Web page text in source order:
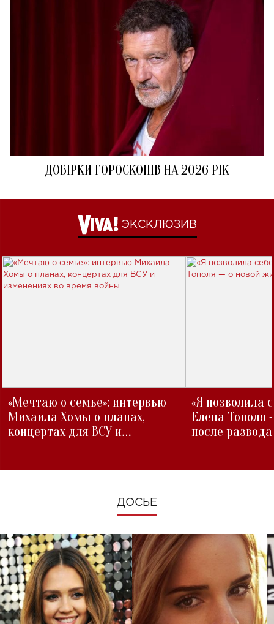
ДОБІРКИ ГОРОСКОПІВ НА 2026 РІК
ЭКСКЛЮЗИВ
«Мечтаю о семье»: интервью
Михаила Хомы о планах,
концертах для ВСУ и
«Я позволила
Елена Тополя
после развода
ДОСЬЕ